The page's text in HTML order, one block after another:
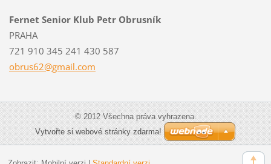
Fernet Senior Klub Petr Obrusník
PRAHA
721 910 345 241 430 587
obrus62@gmail.com
© 2012 Všechna práva vyhrazena.
Vytvořte si webové stránky zdarma!